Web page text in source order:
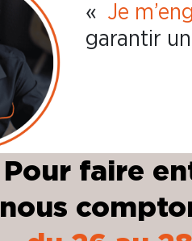
« Je
garantir
Pour faire
nous